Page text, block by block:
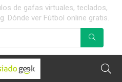
de gafas virtuales, teclados,
Dónde ver Fútbol online gratis.